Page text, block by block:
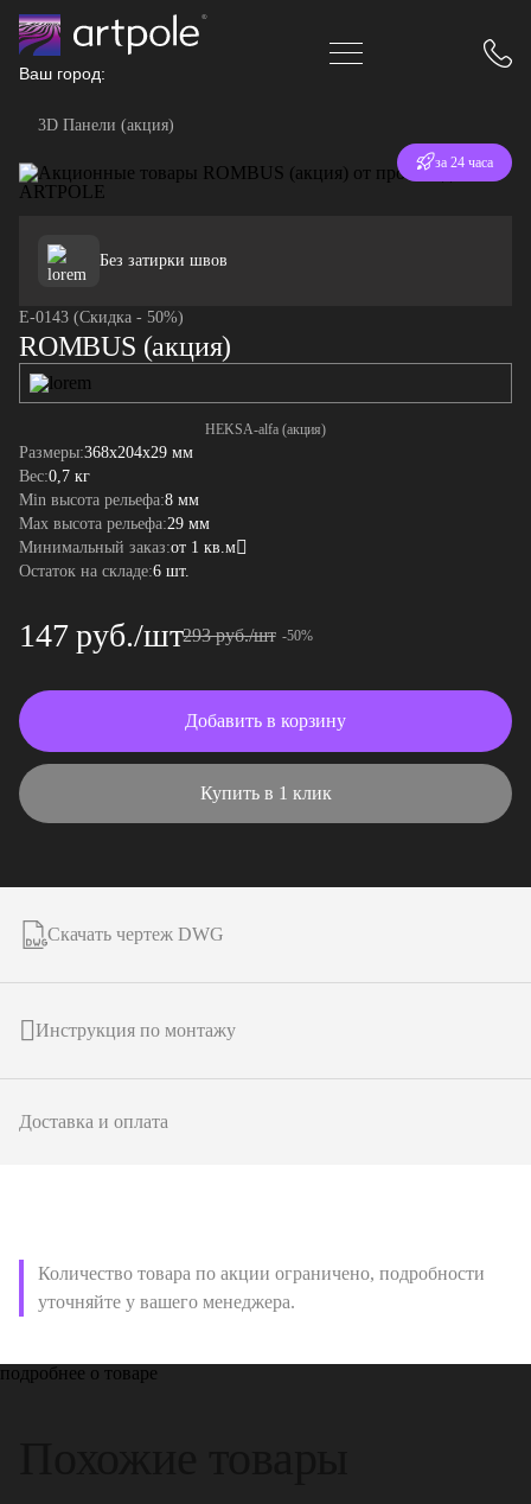
Ваш город:
3D Панели (акция)
Отгрузка
Без затирки швов
E-0143 (Скидка - 50%)
ROMBUS (акция)
HEKSA-alfa (акция)
Размеры:368x204x29 мм
Вес:0,7 кг
Min высота рельефа:8 мм
Max высота рельефа:29 мм
Минимальный заказ:от 1 кв.м
Остаток на складе:6 шт.
147 руб./шт293 руб./шт -50%
Добавить в корзину
Купить в 1 клик
Скачать чертеж DWG
Инструкция по монтажу
Доставка и оплата
Количество товара по акции ограничено, подробности
уточняйте у вашего менеджера.
подробнее о товаре